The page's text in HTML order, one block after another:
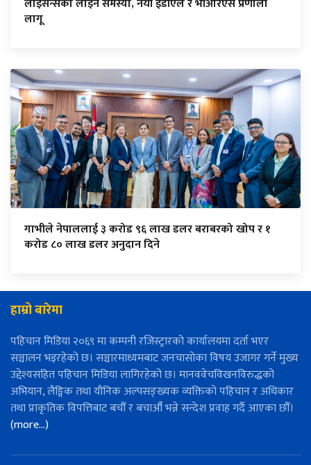
लाइसेन्सको लाइन समस्या, नयाँ ईडीएल र भीआरएस प्रणाली
लागू
गाभीले नेपाललाई ३ करोड ९६ लाख डलर बराबरको खोप र १
करोड ८० लाख डलर अनुदान दिने
हाम्रो बारेमा
पहिचान मिडिया २०६९ मा कम्पनी रजिस्ट्रारको कार्यालयमा दर्ता भएर
सञ्चालन भइरहेको छ। सञ्चारमाध्यमबाट जनचासोका विषय उजागर गर्ने मुख्य
उद्देश्यसहित पहिचान मिडिया लागिरहेको छ। मानववेचविखनविरुद्धको
अभियान, लैङ्गिक तथा यौनिक अल्पसङ्ख्यक व्यक्तिको पहिचान र अधिकार
तथा प्राकृतिक विपत्तिबाट बचौँ र बचाऔँ भन्ने सन्देश प्रवाह गर्दै आएका छौँ।
(more…)